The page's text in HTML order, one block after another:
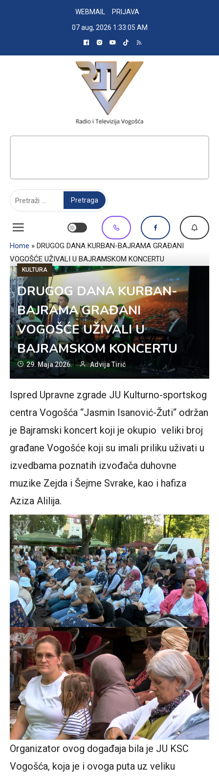
WEBMAIL
PRIJAVA
07 aug, 2026 1:33:05 AM
Home » DRUGOG DANA KURBAN-BAJRAMA GRAĐANI
VOGOŠĆE UŽIVALI U BAJRAMSKOM KONCERTU
KULTURA
DRUGOG DANA KURBAN-
BAJRAMA GRAĐANI
VOGOŠĆE UŽIVALI U
BAJRAMSKOM KONCERTU
29. Maja 2026. Advija Tirić
Ispred Upravne zgrade JU Kulturno-sportskog
centra Vogošća “Jasmin Isanović-Žuti“ održan
je Bajramski koncert koji je okupio veliki broj
građane Vogošće koji su imali priliku uživati u
izvedbama poznatih izvođača duhovne
muzike Zejda i Šejme Svrake, kao i hafiza
Aziza Alilija.
Organizator ovog događaja bila je JU KSC
Vogošća, koja je i ovoga puta uz veliku